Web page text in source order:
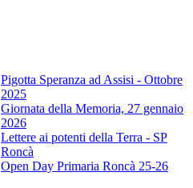
Pigotta Speranza ad Assisi - Ottobre
2025
Giornata della Memoria, 27 gennaio
2026
Lettere ai potenti della Terra - SP
Roncà
Open Day Primaria Roncà 25-26